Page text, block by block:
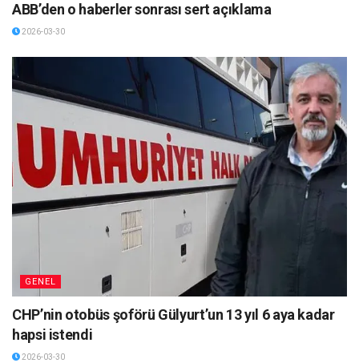
ABB’den o haberler sonrası sert açıklama
2026-03-30
GENEL
CHP’nin otobüs şoförü Gülyurt’un 13 yıl 6 aya kadar
hapsi istendi
2026-03-30